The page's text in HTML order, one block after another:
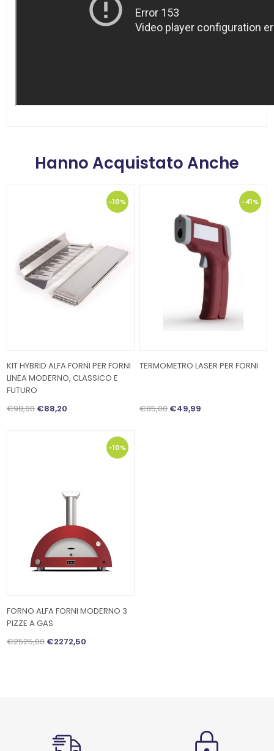
Hanno Acquistato Anche
-10%
KIT HYBRID ALFA FORNI PER FORNI
LINEA MODERNO, CLASSICO E
FUTURO
€98,00 €88,20
-41%
TERMOMETRO LASER PER FORNI
€85,00€49,99
-10%
FORNO ALFA FORNI MODERNO 3
PIZZE A GAS
€2525,00 €2272,50